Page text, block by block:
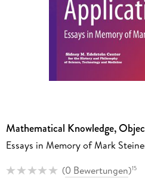
Mathematical Knowledge,
Essays in Memory of Mark
(0 Bewertungen)15